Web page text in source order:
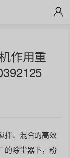
作用重
拌、混合的高效
的除尘器下，粉